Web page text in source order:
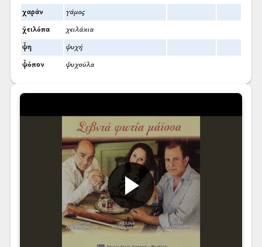
χαράν γάμος
χ̌ειλόπα χειλάκια
ψ̌η ψυχή
ψ̌όπον ψυχούλα